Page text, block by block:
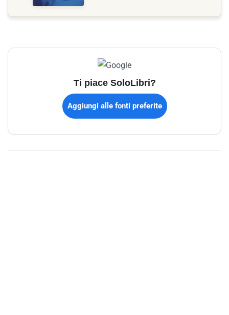
Ti piace SoloLibri?
Aggiungi alle fonti preferite